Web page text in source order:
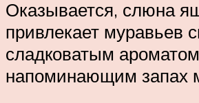
Оказывается, слюна
привлекает муравьев
сладковатым
напоминающим запах